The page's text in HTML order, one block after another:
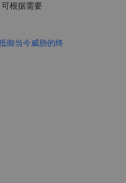
根据需要
御当今威胁的终